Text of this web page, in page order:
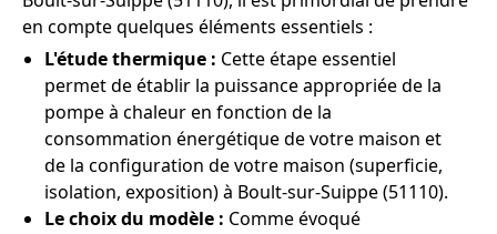
en compte quelques éléments essentiels :
L'étude thermique : Cette étape essentiel
permet de établir la puissance appropriée de la
pompe à chaleur en fonction de la
consommation énergétique de votre maison et
de la configuration de votre maison (superficie,
isolation, exposition) à Boult-sur-Suippe (51110).
Le choix du modèle : Comme évoqué